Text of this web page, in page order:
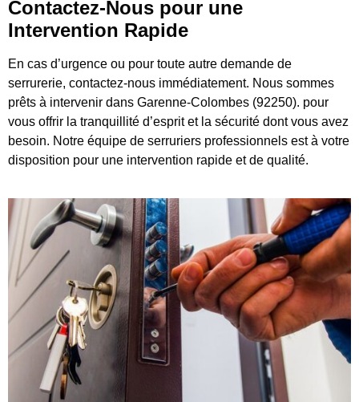
Contactez-Nous pour une
Intervention Rapide
En cas d’urgence ou pour toute autre demande de
serrurerie, contactez-nous immédiatement. Nous sommes
prêts à intervenir dans Garenne-Colombes (92250). pour
vous offrir la tranquillité d’esprit et la sécurité dont vous avez
besoin. Notre équipe de serruriers professionnels est à votre
disposition pour une intervention rapide et de qualité.